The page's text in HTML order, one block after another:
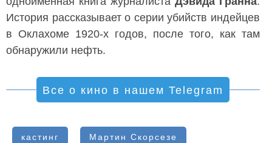
История рассказывает о серии убийств индейцев
в Оклахоме 1920-х годов, после того, как там
обнаружили нефть.
Все о кино в нашем Telegram
кастинг Мартин Скорсезе